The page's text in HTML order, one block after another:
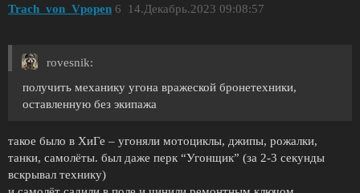
Trach_von_Vpopen 14.Декабрь.2023 09:08:57
6
rovesnik:
получить механику угона вражеской бронетехники,
оставленную без экипажа
такое было в ХиГе – угоняли мотоциклы, джипы, рожалки,
танки, самолёты. был даже перк “Угонщик” (за 2-3 секунды
вскрывал технику)